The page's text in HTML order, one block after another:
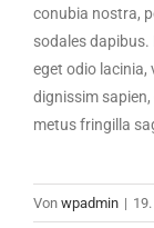
conubia nostra,
sodales
eget odio lacinia,
dignissim
metus fringilla
Von wpadmin |